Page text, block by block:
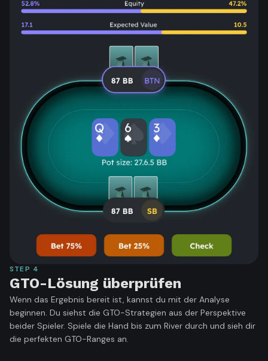
STEP 4
GTO-Lösung überprüfen
Wenn das Ergebnis bereit ist, kannst du mit der Analyse
beginnen. Du siehst die GTO-Strategien aus der Perspektive
beider Spieler. Spiele die Hand bis zum River durch und sieh dir
die perfekten GTO-Ranges an.